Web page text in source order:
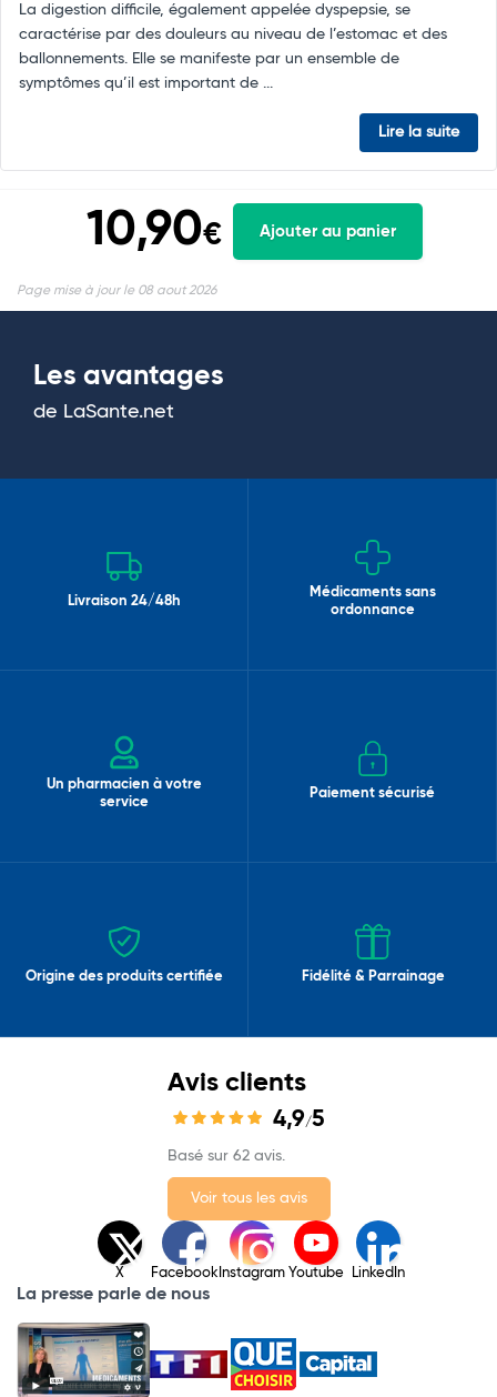
La digestion difficile, également appelée dyspepsie, se
caractérise par des douleurs au niveau de l’estomac et des
ballonnements. Elle se manifeste par un ensemble de
symptômes qu’il est important de ...
Lire la suite
10,90€ Ajouter au panier
Page mise à jour le 08 aout 2026
Les avantages
de LaSante.net
Livraison 24/48h
Médicaments sans
ordonnance
Un pharmacien à votre
service
Paiement sécurisé
Origine des produits certifiée Fidélité & Parrainage
Avis clients
4,9/5
Basé sur 62 avis.
Voir tous les avis
X Facebook Instagram Youtube LinkedIn
La presse parle de nous